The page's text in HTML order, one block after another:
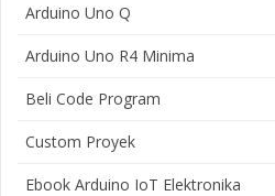
Arduino Uno Q
Arduino Uno R4 Minima
Beli Code Program
Custom Proyek
Ebook Arduino IoT Elektronika